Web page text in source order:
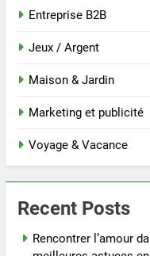
Entreprise B2B
Jeux / Argent
Maison & Jardin
Marketing et publicité
Voyage & Vacance
Recent Posts
Rencontrer l’amour